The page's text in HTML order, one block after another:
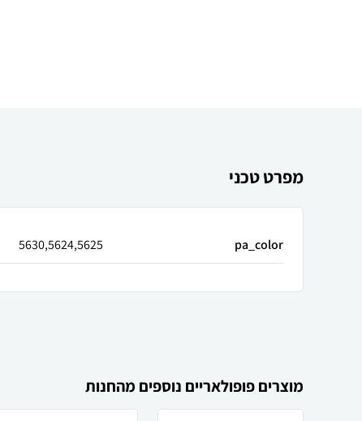
מפרט טכני
pa_color
5630,5624,5625
מוצרים פופולאריים נוספים מהחנות